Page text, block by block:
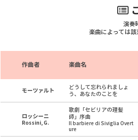
演奏
楽曲によっては
作曲者 楽曲名
モーツァルト
どうして忘れられましょ
う、あなたのことを
ロッシーニ
Rossini, G.
歌劇「セビリアの理髪
師」序曲
Il barbiere di Siviglia Overt
ure